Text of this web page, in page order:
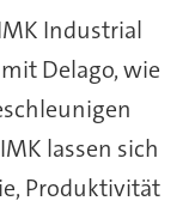
Industrial
Delago, wie
lassen sich
Produktivität